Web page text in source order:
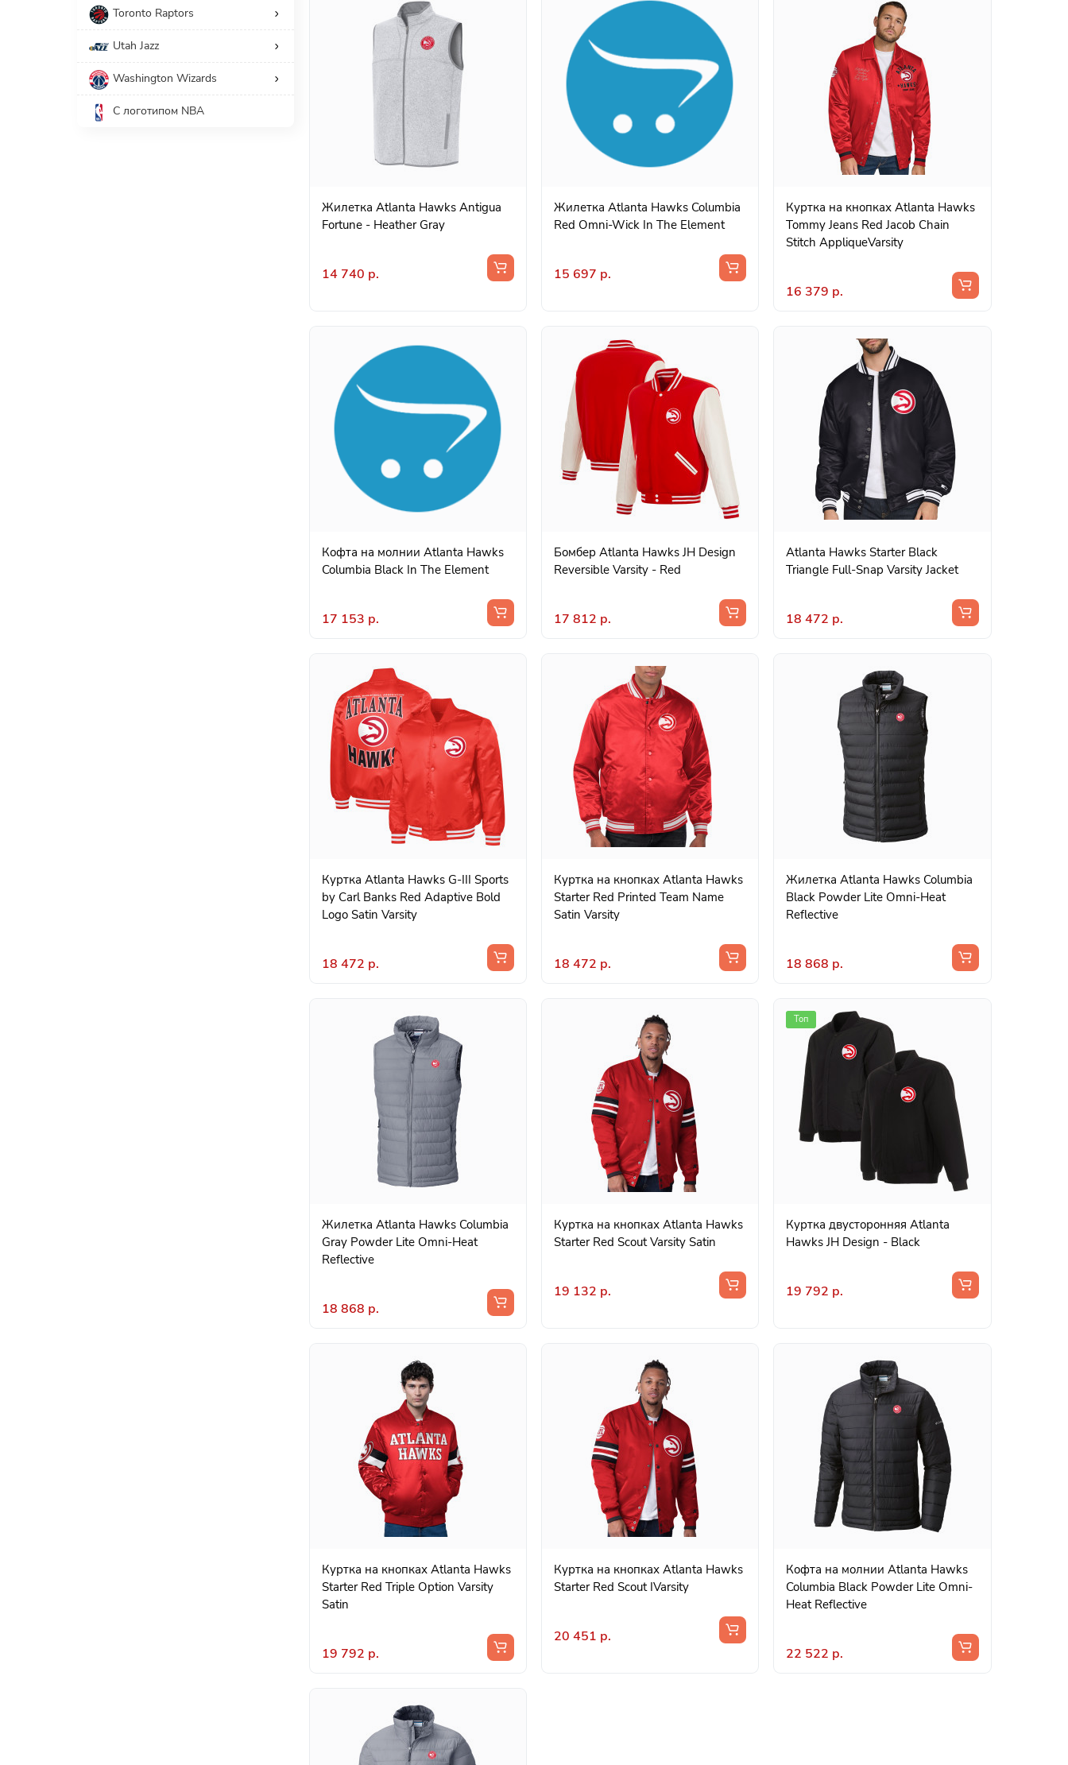
Toronto Raptors
Utah Jazz
Washington Wizards
С логотипом NBA
Жилетка Atlanta Hawks Antigua
Fortune - Heather Gray
14 740 р.
Жилетка Atlanta Hawks Columbia
Red Omni-Wick In The Element
15 697 р.
Куртка на кнопках Atlanta Hawks
Tommy Jeans Red Jacob Chain
Stitch AppliqueVarsity
16 379 р.
Кофта на молнии Atlanta Hawks
Columbia Black In The Element
17 153 р.
Бомбер Atlanta Hawks JH Design
Reversible Varsity - Red
17 812 р.
Atlanta Hawks Starter Black
Triangle Full-Snap Varsity Jacket
18 472 р.
Куртка Atlanta Hawks G-III Sports
by Carl Banks Red Adaptive Bold
Logo Satin Varsity
18 472 р.
Куртка на кнопках Atlanta Hawks
Starter Red Printed Team Name
Satin Varsity
18 472 р.
Жилетка Atlanta Hawks Columbia
Black Powder Lite Omni-Heat
Reflective
18 868 р.
Жилетка Atlanta Hawks Columbia
Gray Powder Lite Omni-Heat
Reflective
18 868 р.
Куртка на кнопках Atlanta Hawks
Starter Red Scout Varsity Satin
19 132 р.
Топ
Куртка двусторонняя Atlanta
Hawks JH Design - Black
19 792 р.
Куртка на кнопках Atlanta Hawks
Starter Red Triple Option Varsity
Satin
19 792 р.
Куртка на кнопках Atlanta Hawks
Starter Red Scout IVarsity
20 451 р.
Кофта на молнии Atlanta Hawks
Columbia Black Powder Lite Omni-
Heat Reflective
22 522 р.